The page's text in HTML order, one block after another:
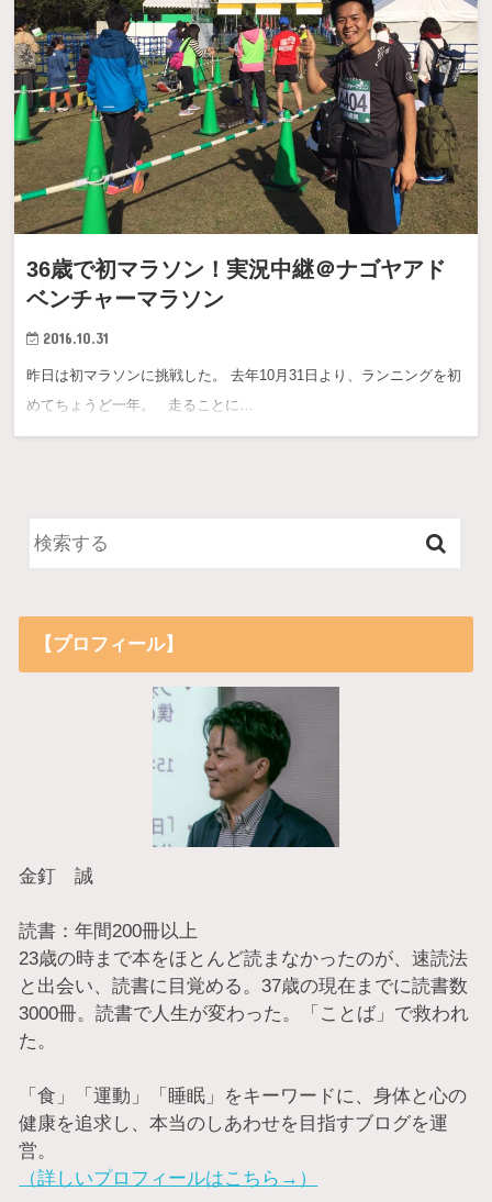
36歳で初マラソン！実況中継＠ナゴヤアド
ベンチャーマラソン
2016.10.31
昨日は初マラソンに挑戦した。 去年10月31日より、ランニングを初
めてちょうど一年。 走ることに…
【プロフィール】
金釘 誠
読書：年間200冊以上
23歳の時まで本をほとんど読まなかったのが、速読法
と出会い、読書に目覚める。37歳の現在までに読書数
3000冊。読書で人生が変わった。「ことば」で救われ
た。
「食」「運動」「睡眠」をキーワードに、身体と心の
健康を追求し、本当のしあわせを目指すブログを運
営。
（詳しいプロフィールはこちら→）